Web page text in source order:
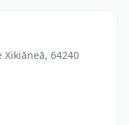
Xikiāneā, 64240